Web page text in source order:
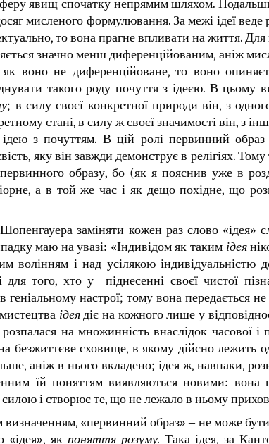
явищ спочатку непрямим шляхом.
мисленого формулювання. За межі ідеї веде
то вона прагне впливати на життя.
значно менш диференційованим, аніж
воно не диференційоване, то воно
такого роду почуття з ідеєю. В цьому
; в силу своєї конкретної природи він, з
стані, в силу ж своєї значимості він, з
з почуттям. В цій ролі первинний образ
яку він завжди демонструє в релігіях.
образу, бо (як я пояснив уже в
а в той же час і як дещо похідне, що
заміняти кожен раз слово «ідея»
маю на увазі: «Індивідом як таким ідея
волінням і над усілякою індивідуальністю
того, хто у піднесенні своєї чистої
геніальному настрої; тому вона передається
ідеядіє на кожного лише у
на множинність внаслідок часової і
безжиттєве сховище, в якому дійсно лежить
аніж в нього вкладено; ідея ж, навпаки,
їй поняттям виявляються новими: вона
і створює те, що не лежало в ньому
визначенням, «первинний образ» ‒ не може
«ідея», як поняття розуму. Така ідея, за